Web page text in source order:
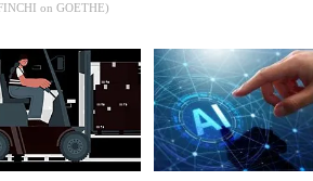
on GOETHE)